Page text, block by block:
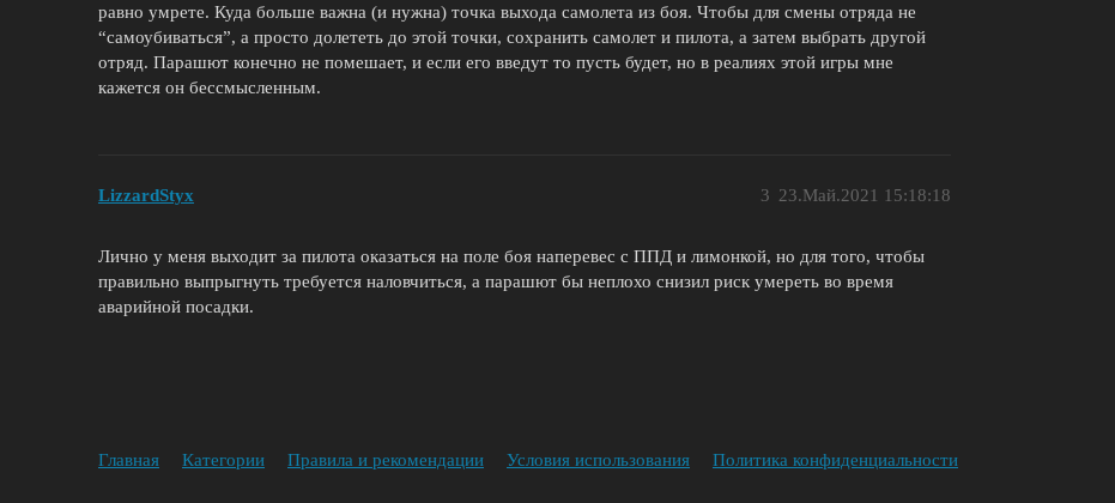
равно умрете. Куда больше важна (и нужна) точка выхода самолета из боя. Чтобы для смены отряда не
“самоубиваться”, а просто долететь до этой точки, сохранить самолет и пилота, а затем выбрать другой
отряд. Парашют конечно не помешает, и если его введут то пусть будет, но в реалиях этой игры мне
кажется он бессмысленным.
LizzardStyx 23.Май.2021 15:18:18
3
Лично у меня выходит за пилота оказаться на поле боя наперевес с ППД и лимонкой, но для того, чтобы
правильно выпрыгнуть требуется наловчиться, а парашют бы неплохо снизил риск умереть во время
аварийной посадки.
Главная Категории Правила и рекомендации Условия использования Политика конфиденциальности